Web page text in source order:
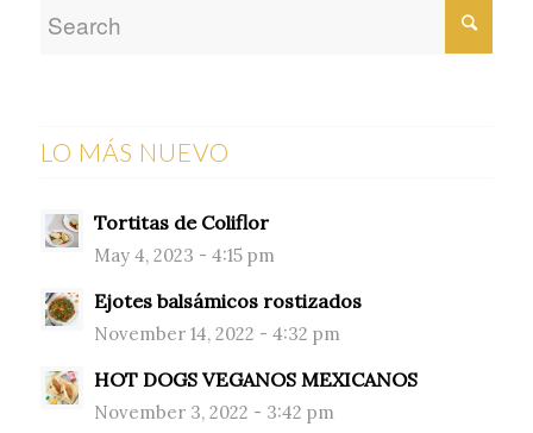
LO MÁS NUEVO
Tortitas de Coliflor
May 4, 2023 - 4:15 pm
Ejotes balsámicos rostizados
November 14, 2022 - 4:32 pm
HOT DOGS VEGANOS MEXICANOS
November 3, 2022 - 3:42 pm